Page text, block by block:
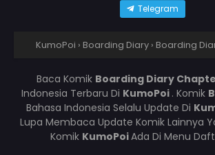
Telegram
KumoPoi › Boarding Diary › Boarding
Baca Komik Boarding Diary
Indonesia Terbaru Di KumoPoi . Komik
Bahasa Indonesia Selalu Update Di
Lupa Membaca Update Komik Lainnya
Komik KumoPoiAda Di Menu